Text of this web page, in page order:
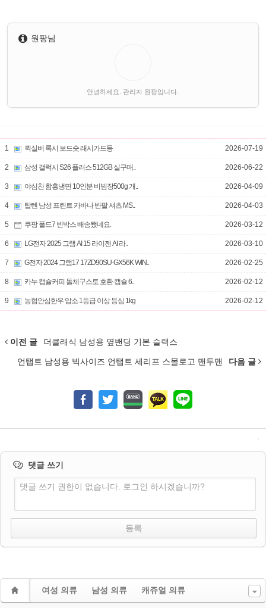
원팡님
안녕하세요. 관리자 원팡입니다.
1 퀵실버 록시 보드숏 래시가드등 2026-07-19
2 삼성 갤럭시 S26 플러스 512GB 실구매.. 2026-06-22
3 야심찬 함흥냉면 10인분 비빔장500g 개.. 2026-04-09
4 탑텐 남성 프린트 카바나 반팔 셔츠 MS.. 2026-04-03
5 쿠팡 폴드7 빈박스 배송됐네요. 2026-03-12
6 LG전자 2025 그램 AI 15 라이젠 AI 라.. 2026-03-10
7 G전자 2024 그램17 17ZD90SU-GX56K WIN.. 2026-02-25
8 카누 캡슐커피 돌체구스토 호환 캡슐 6.. 2026-02-12
9 농협안심한우 암소 1등급 이상 등심 1kg 2026-02-12
이전 글 더클래식 남성용 옆밴딩 기본 슬랙스
언탭트 남성용 빅사이즈 언탭트 세리프 스몰로고 맨투맨 다음 글
댓글 쓰기
댓글 쓰기 권한이 없습니다. 로그인 하시겠습니까?
여성 의류 남성 의류 캐쥬얼 의류